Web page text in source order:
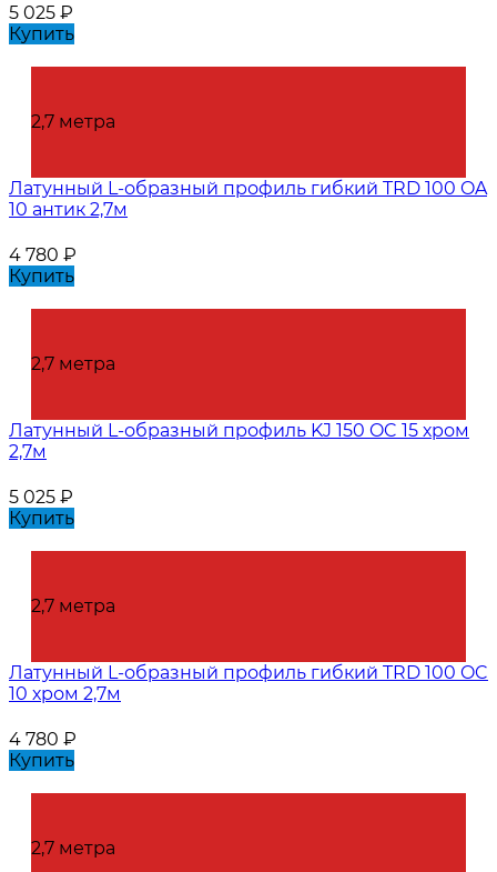
5 025 ₽
Купить
2,7 метра
Латунный L-образный профиль гибкий TRD 100 OA
10 антик 2,7м
4 780 ₽
Купить
2,7 метра
Латунный L-образный профиль KJ 150 OC 15 хром
2,7м
5 025 ₽
Купить
2,7 метра
Латунный L-образный профиль гибкий TRD 100 OC
10 хром 2,7м
4 780 ₽
Купить
2,7 метра